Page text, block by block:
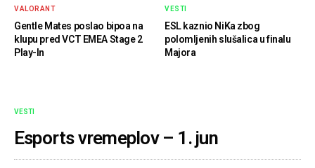
VALORANT
Gentle Mates poslao bipoa na
klupu pred VCT EMEA Stage 2
Play-In
VESTI
ESL kaznio NiKa zbog
polomljenih slušalica u finalu
Majora
VESTI
Esports vremeplov – 1. jun